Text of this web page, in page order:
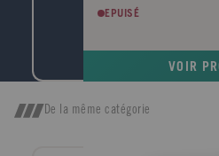
pour l'économie ? Le
impact économique a le
l'esclavage antique
dictionnaire: plus de 700
EPUISÉ
VOIR
De la même catégorie